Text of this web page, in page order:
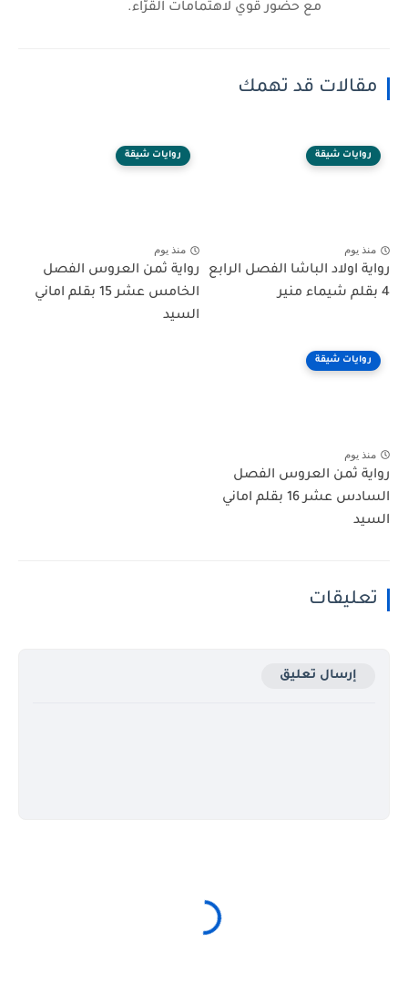
مع حضور قوي لاهتمامات القرّاء.
مقالات قد تهمك
روايات شيقة
منذ يوم
رواية اولاد الباشا الفصل الرابع
4 بقلم شيماء منير
روايات شيقة
منذ يوم
رواية ثمن العروس الفصل
الخامس عشر 15 بقلم اماني
السيد
روايات شيقة
منذ يوم
رواية ثمن العروس الفصل
السادس عشر 16 بقلم اماني
السيد
تعليقات
إرسال تعليق